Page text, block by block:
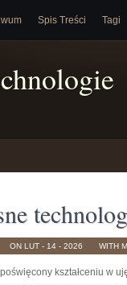
Spis Treści Tagi
ON LUT - 14 - 2026 WITH
kształceniu w